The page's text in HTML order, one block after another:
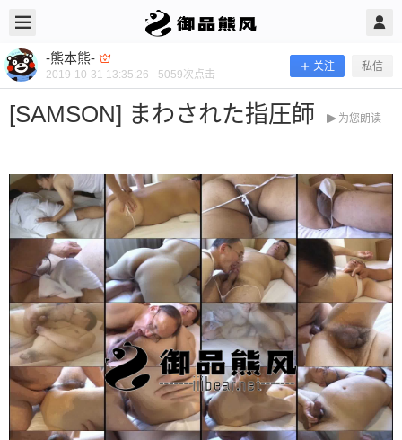
-熊本熊-
2019-10-31 13:35:26 5059次点击
关注 私信
[SAMSON] まわされた指圧師 为您朗读
-熊本熊- @ 御品熊风 2019/10/31
[SAMSON] まわされた指圧師
当前隐藏内容需要支付100熊币 已有33人支付 登录
立刻注册 0 收藏